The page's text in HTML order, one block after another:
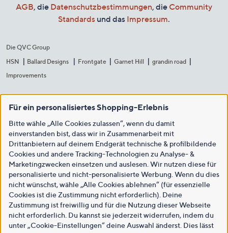
AGB, die Datenschutzbestimmungen, die Community
Standards und das Impressum.
Die QVC Group
HSN
Ballard Designs Frontgate Garnet Hill
grandin road
Improvements
Für ein personalisiertes Shopping-Erlebnis
Bitte wähle „Alle Cookies zulassen“, wenn du damit
einverstanden bist, dass wir in Zusammenarbeit mit
Drittanbietern auf deinem Endgerät technische & profilbildende
Cookies und andere Tracking-Technologien zu Analyse- &
Marketingzwecken einsetzen und auslesen. Wir nutzen diese für
personalisierte und nicht-personalisierte Werbung. Wenn du dies
nicht wünschst, wähle „Alle Cookies ablehnen“ (für essenzielle
Cookies ist die Zustimmung nicht erforderlich). Deine
Zustimmung ist freiwillig und für die Nutzung dieser Webseite
nicht erforderlich. Du kannst sie jederzeit widerrufen, indem du
unter „Cookie-Einstellungen“ deine Auswahl änderst. Dies lässt